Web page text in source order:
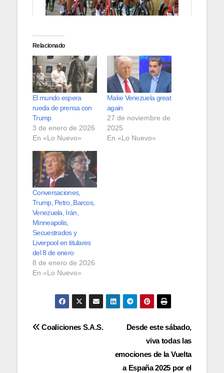
Relacionado
El mundo espera
rueda de prensa con
Trump
3 de enero de 2026
En «Lo Nuevo»
Make Venezuela great
again
27 de noviembre de
2025
En «Lo Nuevo»
Conversaciones,
Trump, Petro, Barcos,
Venezuela, Irán,
Minneapolis,
Secuestrados y
Liverpool en titulares
del 8 de enero
8 de enero de 2026
En «Lo Nuevo»
Navegación
Desde este sábado,
viva todas las
emociones de la Vuelta
a España 2025 por el
Coaliciones S.A.S.